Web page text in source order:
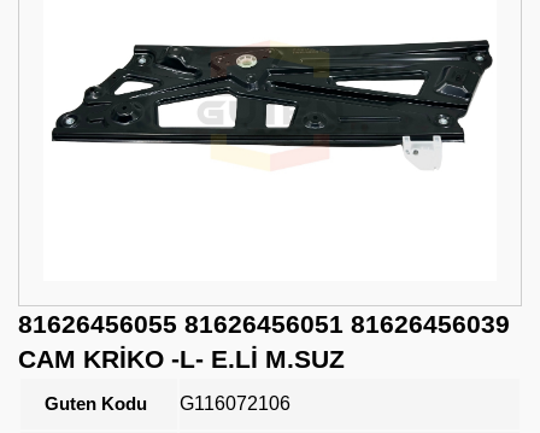
81626456055 81626456051 81626456039
CAM KRİKO -L- E.Lİ M.SUZ
Guten Kodu G116072106